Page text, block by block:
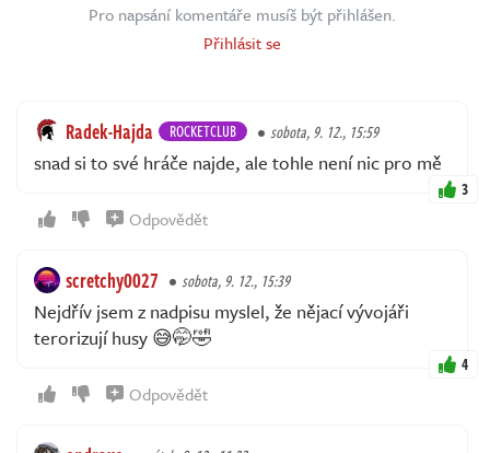
Pro napsání komentáře musíš být přihlášen.
Přihlásit se
Radek-Hajda ROCKETCLUB sobota, 9. 12., 15:59
snad si to své hráče najde, ale tohle není nic pro mě
3
Odpovědět
scretchy0027 sobota, 9. 12., 15:39
Nejdřív jsem z nadpisu myslel, že nějací vývojáři
terorizují husy 😅🤭🤣
4
Odpovědět